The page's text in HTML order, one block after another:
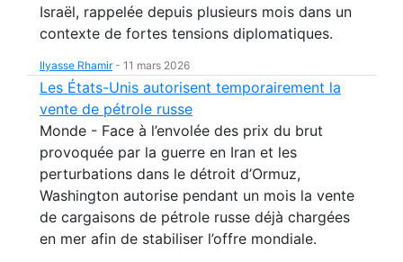
Israël, rappelée depuis plusieurs mois dans un
contexte de fortes tensions diplomatiques.
Ilyasse Rhamir- 11 mars 2026
Les États-Unis autorisent temporairement la
vente de pétrole russe
Monde - Face à l’envolée des prix du brut
provoquée par la guerre en Iran et les
perturbations dans le détroit d’Ormuz,
Washington autorise pendant un mois la vente
de cargaisons de pétrole russe déjà chargées
en mer afin de stabiliser l’offre mondiale.